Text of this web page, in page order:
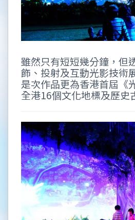
雖然只有短短幾分鐘，但
飾、投射及互動光影技術
是次作品更為香港首屆《
全港16個文化地標及歷史